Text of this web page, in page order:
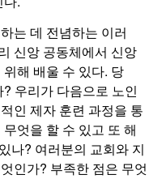
는 데 전념하는 이러
신앙 공동체에서 신앙
해 배울 수 있다. 당
우리가 다음으로 노인
인 제자 훈련 과정을 통
엇을 할 수 있고 또 해
나? 여러분의 교회와 지
인가? 부족한 점은 무엇